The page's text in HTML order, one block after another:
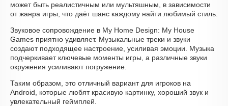
может быть реалистичным или мультяшным, в зависимости
от жанра игры, что даёт шанс каждому найти любимый стиль.
Звуковое сопровождение в My Home Design: My House
Games приятно удивляет. Музыкальные треки и звуки
создают подходящее настроение, усиливая эмоции. Музыка
подчеркивает ключевые моменты игры, а различные звуки
окружения усиливают погружение.
Таким образом, это отличный вариант для игроков на
Android, которые любят красивую картинку, хороший звук и
увлекательный геймплей.